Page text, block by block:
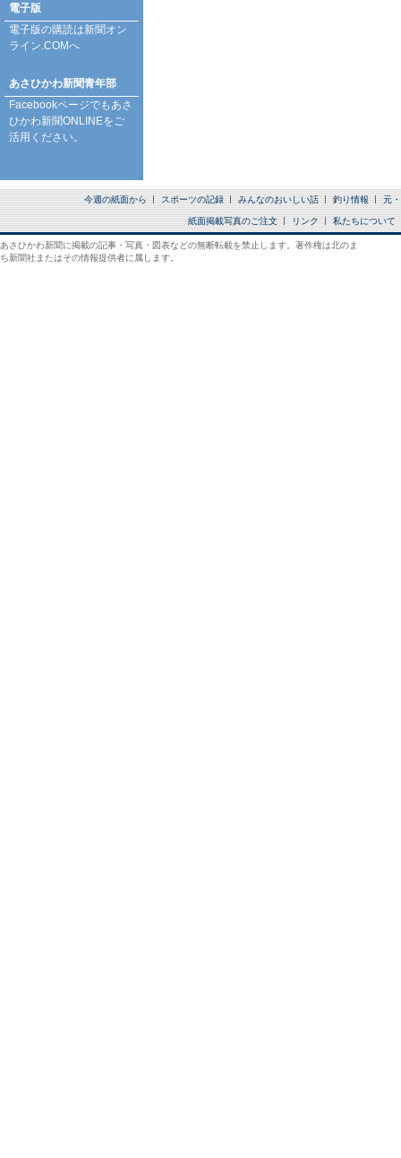
電子版
電子版の購読は新聞オン
ライン.COMへ
あさひかわ新聞青年部
Facebookページでもあさ
ひかわ新聞ONLINEをご
活用ください。
今週の紙面から スポーツの記録 みんなのおいしい話 釣り情報 元
紙面掲載写真のご注文 リンク 私たちについて
あさひかわ新聞に掲載の記事・写真・図表などの無断転載を禁止します。著作権は北のま
ち新聞社またはその情報提供者に属します。